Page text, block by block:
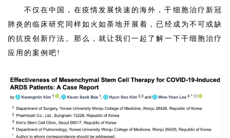
不仅在中国，在疫情发展快速的海外，干细胞治疗新冠
肺炎的临床研究同样如火如荼地开展着，已经成为不可或缺
的抗疫创新疗法。那么，就让我们一起了解一下干细胞治疗
应用的案例吧!